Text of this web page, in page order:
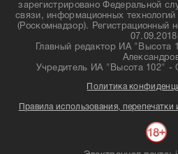
зарегистрировано Федеральной
связи, информационных
(Роскомнадзор).
Главный редактор ИА "Высота
Учредитель ИА "Высота
Политика
Правила использования,